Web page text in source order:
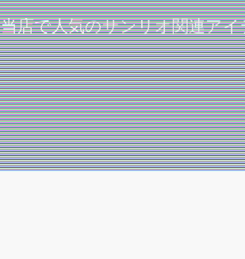
当店で人気のサンリオ関連ア